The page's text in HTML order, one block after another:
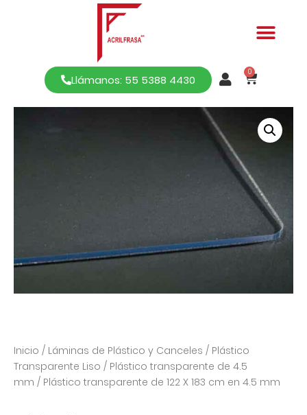
Llámanos: 55 5388 4430
0
Inicio / Láminas de Plástico y Canceles / Plástico
Transparente Liso / Plástico transparente de 4.5
mm / Plástico transparente de 122 X 183 cm en 4.5 mm